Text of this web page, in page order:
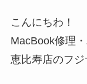
こんにちわ！
MacBook修理
恵比寿店のフジ